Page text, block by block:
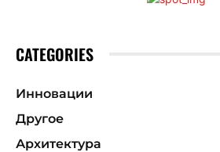
CATEGORIES
Инновации
Другое
Архитектура